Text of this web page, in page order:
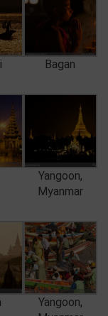
Bagan
Yangoon,
Myanmar
Yangoon,